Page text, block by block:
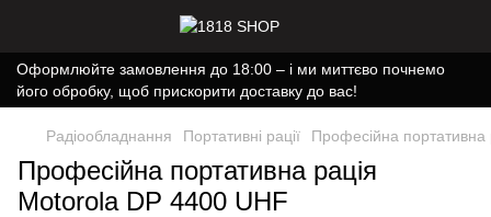
Оформлюйте замовлення до 18:00 – і ми миттєво почнемо
його обробку, щоб прискорити доставку до вас!
Радіообладнання Портативні рації Професійна
Професійна портативна рація
Motorola DP 4400 UHF